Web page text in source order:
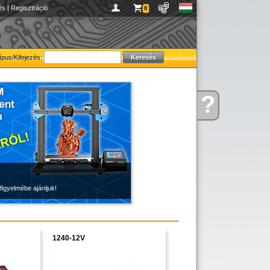
Kérdése?
| Regisztráció 0
Kifejezés:
ajánljuk!
1240-12V